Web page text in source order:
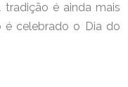
tradição é ainda mais
é celebrado o Dia do